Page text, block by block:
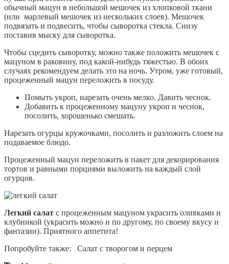
обычный мацун в небольшой мешочек из хлопковой ткани
(или марлевый мешочек из нескольких слоев). Мешочек
подвязать и подвесить, чтобы сыворотка стекла. Снизу
поставив мыску для сыворотка.
Чтобы сцедить сыворотку, можно также положить мешочек с
мацуном в раковину, под какой-нибудь тяжестью. В обоих
случаях рекомендуем делать это на ночь. Утром, уже готовый,
процеженный мацун переложить в посуду.
Помыть укроп, нарезать очень мелко. Давить чеснок.
Добавить к процеженному мацуну укроп и чеснок,
посолить, хорошенько смешать.
Нарезать огурцы кружочками, посолить и разложить слоем на
подаваемое блюдо.
Процеженный мацун переложить в пакет для декорирования
тортов и равными порциями выложить на каждый слой
огурцов.
Легкий салат с процеженным мацуном украсить оливками и
клубникой (украсить можно и по другому, по своему вкусу и
фантазии). Приятного аппетита!
Попробуйте также: Салат с творогом и перцем